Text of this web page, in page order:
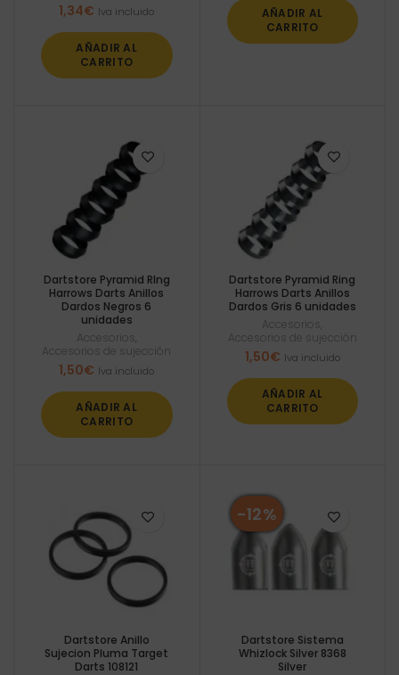
1,34€ Iva incluido
AÑADIR AL
CARRITO
AÑADIR AL
CARRITO
Dartstore Pyramid RIng
Harrows Darts Anillos
Dardos Negros 6
unidades
Accesorios
Accesorios de sujección
1,50€ Iva incluido
AÑADIR AL
CARRITO
Dartstore Pyramid Ring
Harrows Darts Anillos
Dardos Gris 6 unidades
Accesorios
Accesorios de sujección
1,50€ Iva incluido
AÑADIR AL
CARRITO
Dartstore Anillo
Sujecion Pluma Target
Darts 108121
-12%
Dartstore Sistema
Whizlock Silver 8368
Silver